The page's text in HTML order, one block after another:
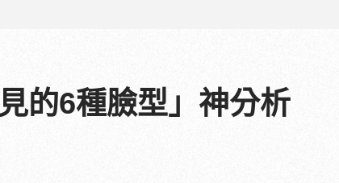
的6種臉型」神分析